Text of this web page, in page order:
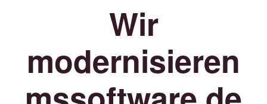
Wir
modernisieren